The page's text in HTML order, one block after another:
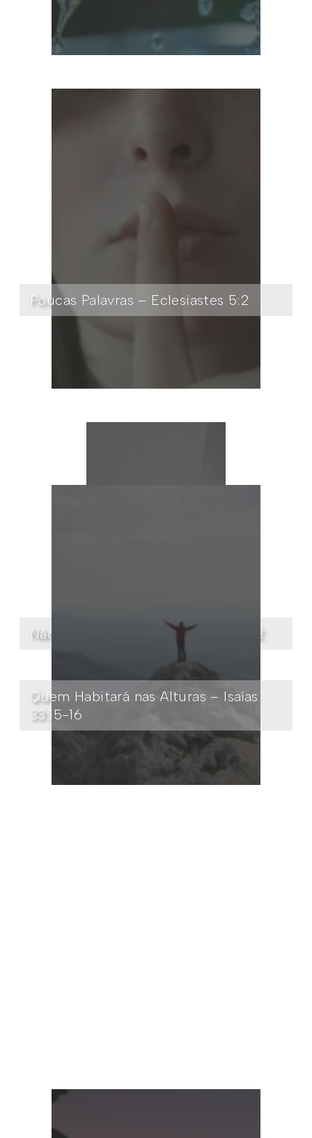
Poucas Palavras – Eclesiastes 5:2
Não vos escandalizeis – João 16:1-2
Quem Habitará nas Alturas – Isaías
33:15-16